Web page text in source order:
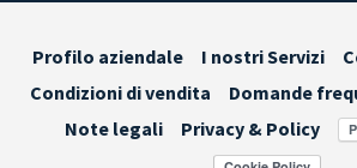
Profilo aziendale I nostri Servizi
Condizioni di vendita
Domande
Note legali
Privacy & Policy